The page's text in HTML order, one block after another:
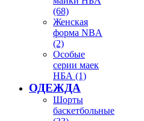
(68)
Женская
форма NBA
(2)
Особые
серии маек
НБА (1)
ОДЕЖДА
Шорты
баскетбольные